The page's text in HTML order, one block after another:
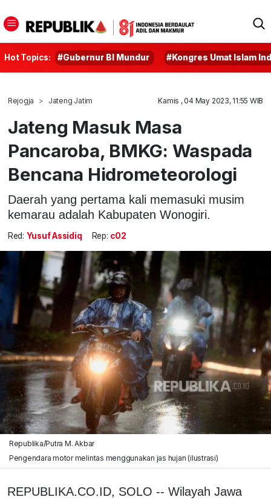
Hot Topics: #Gubernur BI Mundur #Kongres Umat Islam
Rejogja Jateng Jatim Kamis , 04 May 2023, 11:55 WIB
Jateng Masuk Masa
Pancaroba, BMKG: Waspada
Bencana Hidrometeorologi
Daerah yang pertama kali memasuki musim
kemarau adalah Kabupaten Wonogiri.
Red: Yusuf Assidiq Rep: c02
Republika/Putra M. Akbar
Pengendara motor melintas menggunakan jas hujan (ilustrasi)
REPUBLIKA.CO.ID, SOLO -- Wilayah Jawa